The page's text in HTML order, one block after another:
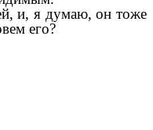
и, я думаю, он тоже
его?